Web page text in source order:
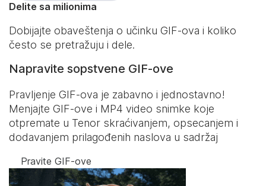
Delite sa milionima
Dobijajte obaveštenja o učinku GIF-ova i koliko
često se pretražuju i dele.
Napravite sopstvene GIF-ove
Pravljenje GIF-ova je zabavno i jednostavno!
Menjajte GIF-ove i MP4 video snimke koje
otpremate u Tenor skraćivanjem, opsecanjem i
dodavanjem prilagođenih naslova u sadržaj
Pravite GIF-ove